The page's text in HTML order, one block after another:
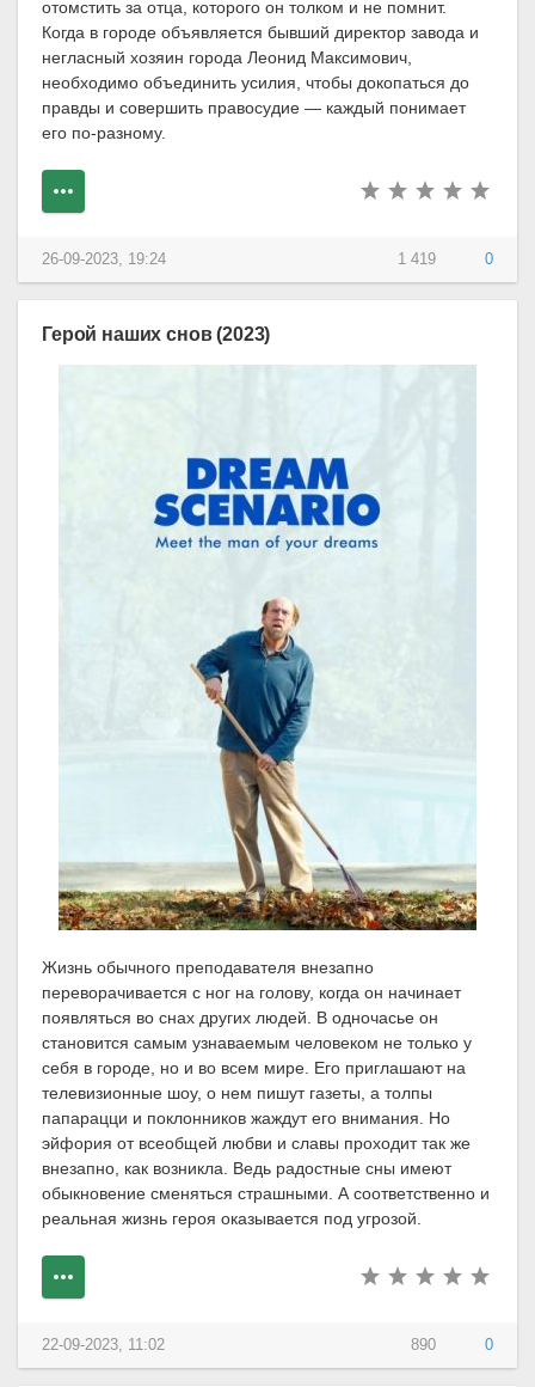
отомстить за отца, которого он толком и не помнит.
Когда в городе объявляется бывший директор завода и
негласный хозяин города Леонид Максимович,
необходимо объединить усилия, чтобы докопаться до
правды и совершить правосудие — каждый понимает
его по-разному.
1 419 0
26-09-2023, 19:24
Герой наших снов (2023)
Жизнь обычного преподавателя внезапно
переворачивается с ног на голову, когда он начинает
появляться во снах других людей. В одночасье он
становится самым узнаваемым человеком не только у
себя в городе, но и во всем мире. Его приглашают на
телевизионные шоу, о нем пишут газеты, а толпы
папарацци и поклонников жаждут его внимания. Но
эйфория от всеобщей любви и славы проходит так же
внезапно, как возникла. Ведь радостные сны имеют
обыкновение сменяться страшными. А соответственно и
реальная жизнь героя оказывается под угрозой.
890 0
22-09-2023, 11:02